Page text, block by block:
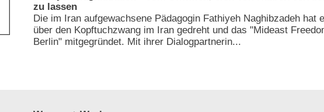
zu lassen
Die im Iran aufgewachsene Pädagogin Fathiyeh Naghibzadeh hat
über den Kopftuchzwang im Iran gedreht und das "Mideast
Berlin" mitgegründet. Mit ihrer Dialogpartnerin...